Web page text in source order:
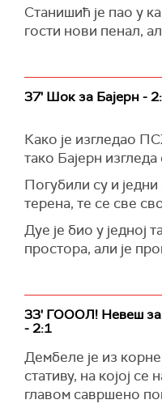
Станишић је пао у
гости нови пенал,
37' Шок за Бајерн -
Како је изгледао
тако Бајерн изгледа
Погубили су и
терена, те се све
Дуе је био у једној
простора, али је
33' ГОООЛ! Невеш за
- 2:1
Дембеле је из
стативу, на којој
главом савршено